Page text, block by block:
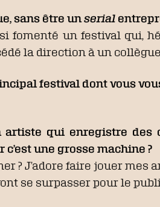
sans être unserial
fomenté un festival qui,
la direction à un
festival dont vous
qui enregistre des
c’est une grosse machine ?
? J’adore faire jouer mes
se surpasser pour le